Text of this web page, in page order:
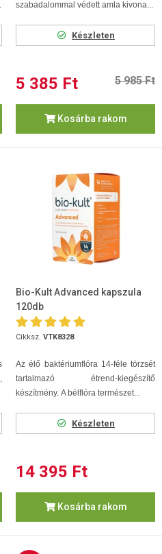
szabadalommal védett amla kivona...
Készleten
5 385 Ft 5 985 Ft
Kosárba rakom
Bio-Kult Advanced kapszula
120db
Cikksz. VTK8328
Az élő baktériumflóra 14-féle törzsét
tartalmazó étrend-kiegészítő
készítmény. A bélflóra természet...
Készleten
14 395 Ft
Kosárba rakom